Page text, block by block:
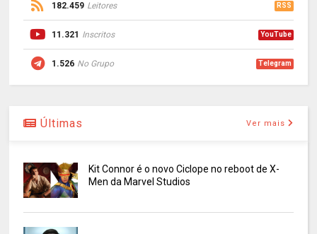
182.459 Leitores RSS
11.321 Inscritos YouTube
1.526 No Grupo Telegram
Últimas Ver mais
Kit Connor é o novo Ciclope no reboot de X-
Men da Marvel Studios